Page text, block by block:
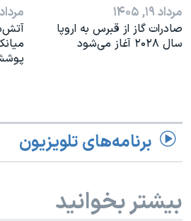
مرداد ۱۹, ۱۴۰۵
صادرات گاز از قبرس به اروپا
سال ۲۰۲۸ آغاز می‌شود
مرداد ۱۸, ۱۴۰۵
برنامه‌های تلویزیون
بیشتر بخوانید